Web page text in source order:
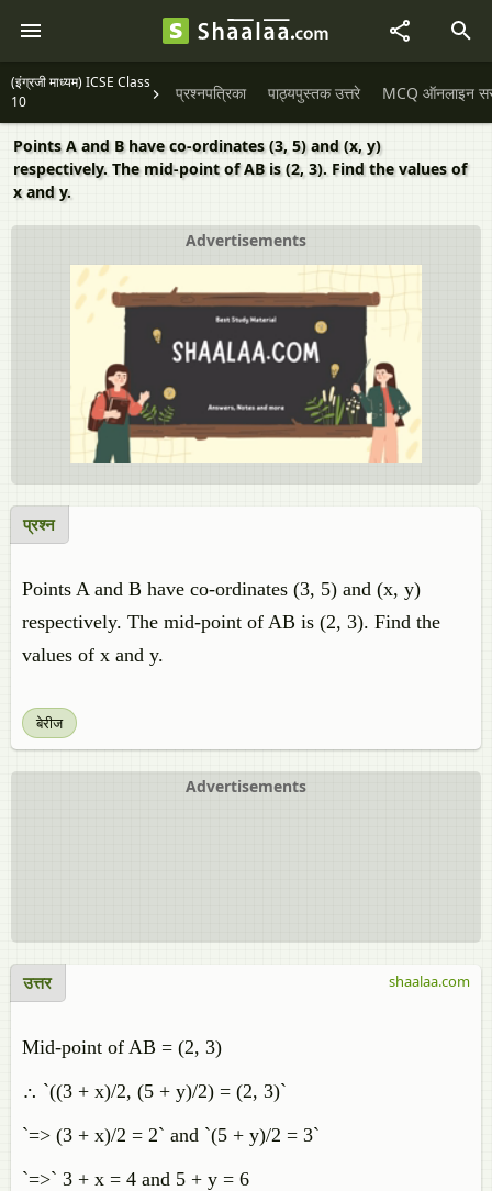
(इंग्रजी माध्यम) ICSE Class
10
प्रश्नपत्रिका पाठ्यपुस्तक उत्तरे MCQ ऑनलाइन
Points A and B have co-ordinates (3, 5) and (x, y)
respectively. The mid-point of AB is (2, 3). Find the values of
x and y.
Advertisements
प्रश्न
Points A and B have co-ordinates (3, 5) and (x, y)
respectively. The mid-point of AB is (2, 3). Find the
values of x and y.
बेरीज
Advertisements
उत्तर
Mid-point of AB = (2, 3)
∴ `((3 + x)/2, (5 + y)/2) = (2, 3)`
`=> (3 + x)/2 = 2` and `(5 + y)/2 = 3`
`=>` 3 + x = 4 and 5 + y = 6
shaalaa.com